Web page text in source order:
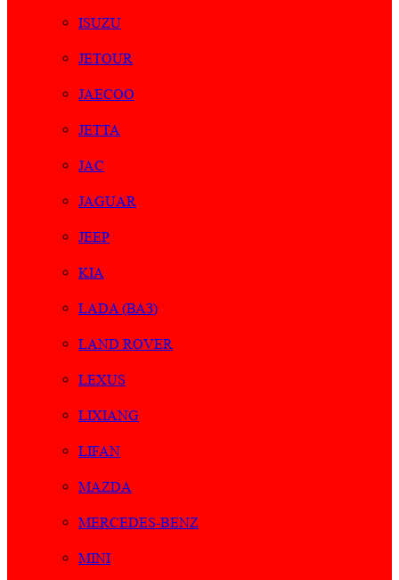
ISUZU
JETOUR
JAECOO
JETTA
JAC
JAGUAR
JEEP
KIA
LADA (ВАЗ)
LAND ROVER
LEXUS
LIXIANG
LIFAN
MAZDA
MERCEDES-BENZ
MINI